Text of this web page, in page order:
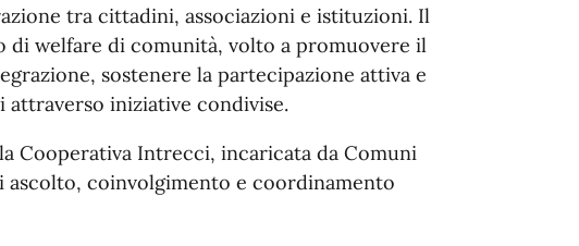
tra cittadini, associazioni e istituzioni. Il
di welfare di comunità, volto a promuovere il
sostenere la partecipazione attiva e
iniziative condivise.
Cooperativa Intrecci, incaricata da Comuni
coinvolgimento e coordinamento